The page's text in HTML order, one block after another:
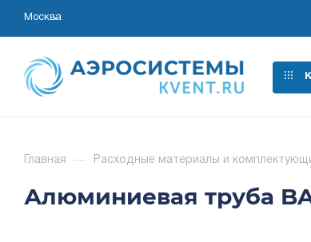
Москва
Главная — Расходные материалы и
Алюминиевая труба